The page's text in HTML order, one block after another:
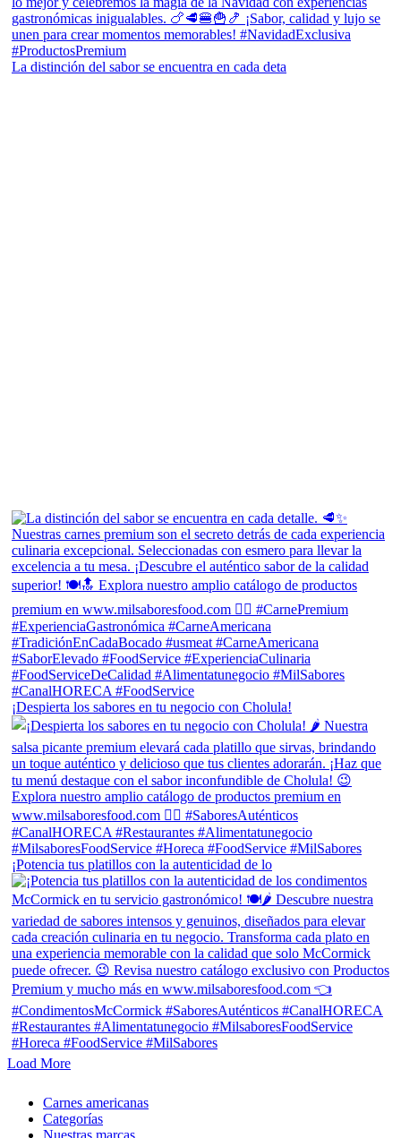
La distinción del sabor se encuentra en cada deta
¡Despierta los sabores en tu negocio con Cholula!
¡Potencia tus platillos con la autenticidad de lo
Load More
Close
Menu
Carnes americanas
Categorías
Nuestras marcas